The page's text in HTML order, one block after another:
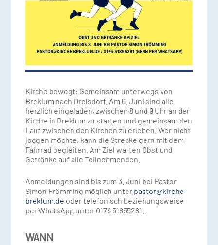
Kirche bewegt: Gemeinsam unterwegs von
Breklum nach Drelsdorf. Am 6. Juni sind alle
herzlich eingeladen, zwischen 8 und 9 Uhr an der
Kirche in Breklum zu starten und gemeinsam den
Lauf zwischen den Kirchen zu erleben. Wer nicht
joggen möchte, kann die Strecke gern mit dem
Fahrrad begleiten. Am Ziel warten Obst und
Getränke auf alle Teilnehmenden.
Anmeldungen sind bis zum 3. Juni bei Pastor
Simon Frömming möglich unter pastor@kirche-
breklum.de oder telefonisch beziehungsweise
per WhatsApp unter 0176 51855281..
WANN